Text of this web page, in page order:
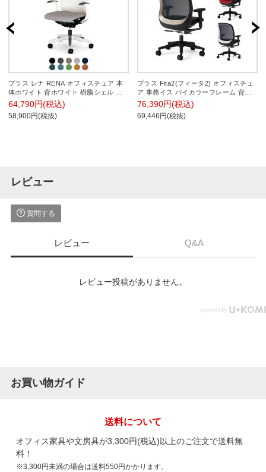
プラス レナ RENA オフィスチェア 本
体ホワイト 背ホワイト 樹脂シェル ア
ルミ脚 固定肘付き ナイロンキャスター
日本製 KB-RN51SKL
64,790円(税込)
58,900円(税抜)
プラス Fita2(フィータ2) オフィスチェ
ア 事務イス バイカラーフレーム 背メ
ッシュ 樹脂脚 アジャスト肘 ナイロン
キャスター KC-FT63MKL
76,390円(税込)
69,446円(税抜)
レビュー
質問する
レビュー Q&A
レビュー投稿がありません。
お買い物ガイド
送料について
オフィス家具や文房具が3,300円(税込)以上のご注文で送料無
料！
※3,300円未満の場合は送料550円かかります。